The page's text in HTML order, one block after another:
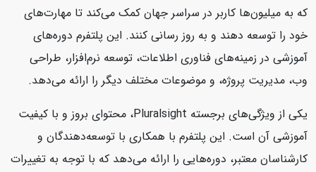
که به میلیون‌ها کاربر در سراسر جهان کمک می‌کند تا مهارت‌های
خود را توسعه دهند و به روز رسانی کنند. این پلتفرم دوره‌های
آموزشی در زمینه‌های فناوری اطلاعات، توسعه نرم‌افزار، طراحی
وب، مدیریت پروژه، و موضوعات مختلف دیگر را ارائه می‌دهد.
یکی از ویژگی‌های برجسته Pluralsight، محتوای بروز و با کیفیت
آموزشی آن است. این پلتفرم با همکاری با توسعه‌دهندگان و
کارشناسان معتبر، دوره‌هایی را ارائه می‌دهد که با توجه به تغییرات